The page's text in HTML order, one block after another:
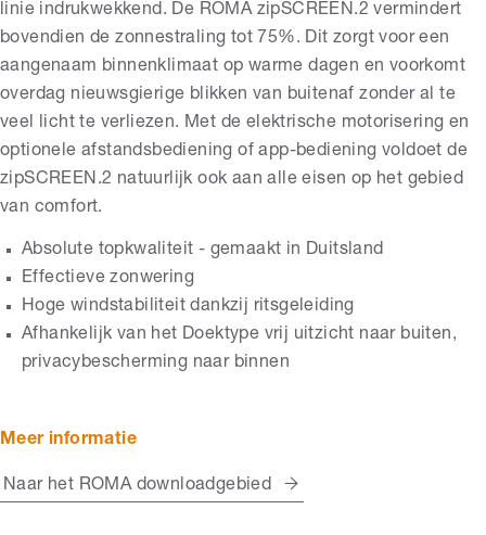
linie indrukwekkend. De ROMA zipSCREEN.2 vermindert
bovendien de zonnestraling tot 75%. Dit zorgt voor een
aangenaam binnenklimaat op warme dagen en voorkomt
overdag nieuwsgierige blikken van buitenaf zonder al te
veel licht te verliezen. Met de elektrische motorisering en
optionele afstandsbediening of app-bediening voldoet de
zipSCREEN.2 natuurlijk ook aan alle eisen op het gebied
van comfort.
Absolute topkwaliteit - gemaakt in Duitsland
Effectieve zonwering
Hoge windstabiliteit dankzij ritsgeleiding
Afhankelijk van het Doektype vrij uitzicht naar buiten,
privacybescherming naar binnen
Meer informatie
Naar het ROMA downloadgebied